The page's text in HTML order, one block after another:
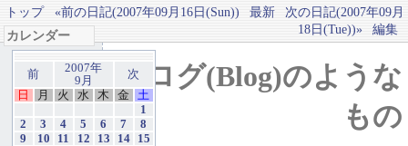
トップ «前の日記(2007年09月16日(Sun)) 最新
次の日記(2007年09月
18日(Tue))»
編集
ブログ(Blog)のような
もの
カレンダー
前
2007年
9月
次
日
月 火 水 木 金
土
1
2
3 4 5 6 7
8
9
10 11 12 13 14
15